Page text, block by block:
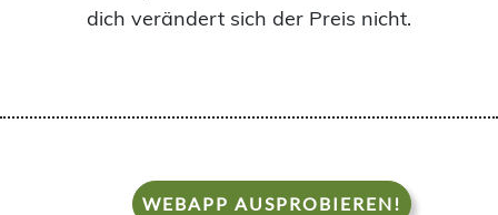
dich verändert sich der Preis nicht.
WEBAPP AUSPROBIEREN!